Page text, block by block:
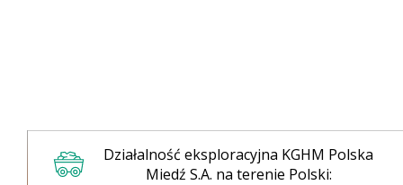
Działalność eksploracyjna KGHM Polska
Miedź S.A. na terenie Polski: